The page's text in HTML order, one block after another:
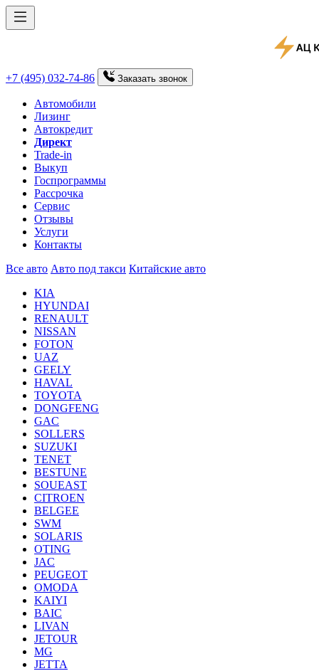
+7 (495) 032-74-86 Заказать звонок
Автомобили
Лизинг
Автокредит
Директ
Trade-in
Выкуп
Госпрограммы
Рассрочка
Сервис
Отзывы
Услуги
Контакты
Все авто Авто под такси Китайские авто
KIA
HYUNDAI
RENAULT
NISSAN
FOTON
UAZ
GEELY
HAVAL
TOYOTA
DONGFENG
GAC
SOLLERS
SUZUKI
TENET
BESTUNE
SOUEAST
CITROEN
BELGEE
SWM
SOLARIS
OTING
JAC
PEUGEOT
OMODA
KAIYI
BAIC
LIVAN
JETOUR
MG
JETTA